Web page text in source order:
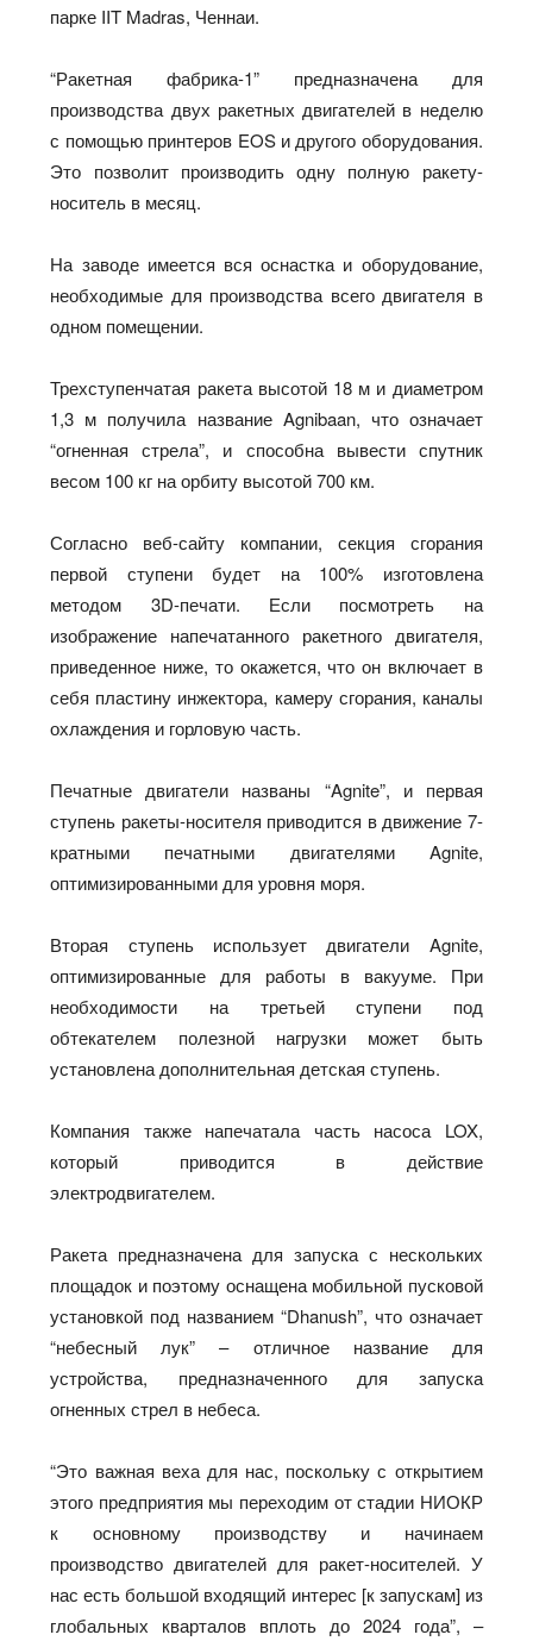
парке IIT Madras, Ченнаи.
“Ракетная фабрика-1” предназначена для
производства двух ракетных двигателей в неделю
с помощью принтеров EOS и другого оборудования.
Это позволит производить одну полную ракету-
носитель в месяц.
На заводе имеется вся оснастка и оборудование,
необходимые для производства всего двигателя в
одном помещении.
Трехступенчатая ракета высотой 18 м и диаметром
1,3 м получила название Agnibaan, что означает
“огненная стрела”, и способна вывести спутник
весом 100 кг на орбиту высотой 700 км.
Согласно веб-сайту компании, секция сгорания
первой ступени будет на 100% изготовлена
методом 3D-печати. Если посмотреть на
изображение напечатанного ракетного двигателя,
приведенное ниже, то окажется, что он включает в
себя пластину инжектора, камеру сгорания, каналы
охлаждения и горловую часть.
Печатные двигатели названы “Agnite”, и первая
ступень ракеты-носителя приводится в движение 7-
кратными печатными двигателями Agnite,
оптимизированными для уровня моря.
Вторая ступень использует двигатели Agnite,
оптимизированные для работы в вакууме. При
необходимости на третьей ступени под
обтекателем полезной нагрузки может быть
установлена дополнительная детская ступень.
Компания также напечатала часть насоса LOX,
который приводится в действие
электродвигателем.
Ракета предназначена для запуска с нескольких
площадок и поэтому оснащена мобильной пусковой
установкой под названием “Dhanush”, что означает
“небесный лук” – отличное название для
устройства, предназначенного для запуска
огненных стрел в небеса.
“Это важная веха для нас, поскольку с открытием
этого предприятия мы переходим от стадии НИОКР
к основному производству и начинаем
производство двигателей для ракет-носителей. У
нас есть большой входящий интерес [к запускам] из
глобальных кварталов вплоть до 2024 года”, –